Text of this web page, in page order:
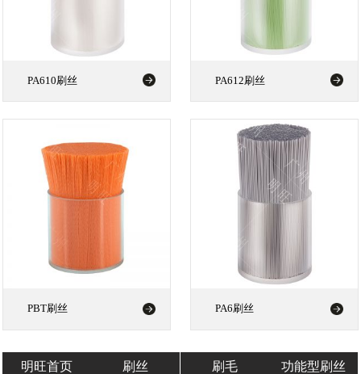
PA610刷丝 PA612刷丝
PBT刷丝 PA6刷丝
明旺首页 刷丝 刷毛 功能型刷丝